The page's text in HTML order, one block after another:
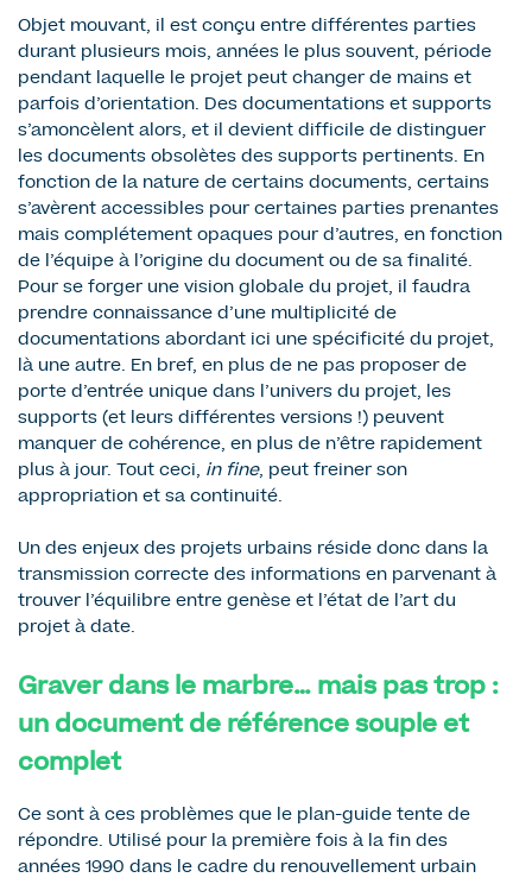
Objet mouvant, il est conçu entre différentes parties
durant plusieurs mois, années le plus souvent, période
pendant laquelle le projet peut changer de mains et
parfois d’orientation. Des documentations et supports
s’amoncèlent alors, et il devient difficile de distinguer
les documents obsolètes des supports pertinents. En
fonction de la nature de certains documents, certains
s’avèrent accessibles pour certaines parties prenantes
mais complétement opaques pour d’autres, en fonction
de l’équipe à l’origine du document ou de sa finalité.
Pour se forger une vision globale du projet, il faudra
prendre connaissance d’une multiplicité de
documentations abordant ici une spécificité du projet,
là une autre. En bref, en plus de ne pas proposer de
porte d’entrée unique dans l’univers du projet, les
supports (et leurs différentes versions !) peuvent
manquer de cohérence, en plus de n’être rapidement
plus à jour. Tout ceci, in fine, peut freiner son
appropriation et sa continuité.
Un des enjeux des projets urbains réside donc dans la
transmission correcte des informations en parvenant à
trouver l’équilibre entre genèse et l’état de l’art du
projet à date.
Graver dans le marbre… mais pas trop :
un document de référence souple et
complet
Ce sont à ces problèmes que le plan-guide tente de
répondre. Utilisé pour la première fois à la fin des
années 1990 dans le cadre du renouvellement urbain